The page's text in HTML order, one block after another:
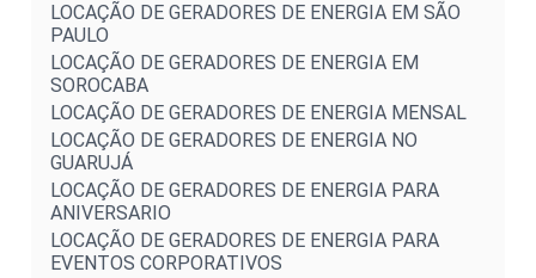
LOCAÇÃO DE GERADORES DE ENERGIA EM SÃO
PAULO
LOCAÇÃO DE GERADORES DE ENERGIA EM
SOROCABA
LOCAÇÃO DE GERADORES DE ENERGIA MENSAL
LOCAÇÃO DE GERADORES DE ENERGIA NO
GUARUJÁ
LOCAÇÃO DE GERADORES DE ENERGIA PARA
ANIVERSARIO
LOCAÇÃO DE GERADORES DE ENERGIA PARA
EVENTOS CORPORATIVOS